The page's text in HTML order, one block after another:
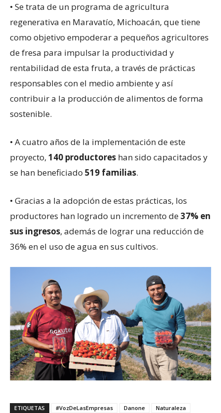
• Se trata de un programa de agricultura
regenerativa en Maravatío, Michoacán, que tiene
como objetivo empoderar a pequeños agricultores
de fresa para impulsar la productividad y
rentabilidad de esta fruta, a través de prácticas
responsables con el medio ambiente y así
contribuir a la producción de alimentos de forma
sostenible.
• A cuatro años de la implementación de este
proyecto, 140 productores han sido capacitados y
se han beneficiado 519 familias.
• Gracias a la adopción de estas prácticas, los
productores han logrado un incremento de37% en
sus ingresos, además de lograr una reducción de
36% en el uso de agua en sus cultivos.
ETIQUETAS #VozDeLasEmpresas Danone Naturaleza